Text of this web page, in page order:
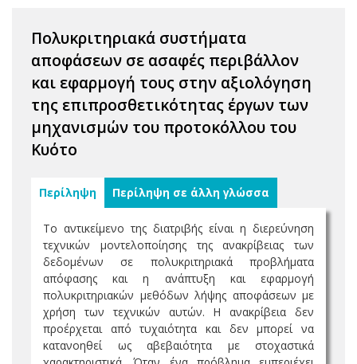
Πολυκριτηριακά συστήματα
αποφάσεων σε ασαφές περιβάλλον
και εφαρμογή τους στην αξιολόγηση
της επιπροσθετικότητας έργων των
μηχανισμών του προτοκόλλου του
Κυότο
Περίληψη Περίληψη σε άλλη γλώσσα
Το αντικείμενο της διατριβής είναι η διερεύνηση
τεχνικών μοντελοποίησης της ανακρίβειας των
δεδομένων σε πολυκριτηριακά προβλήματα
απόφασης και η ανάπτυξη και εφαρμογή
πολυκριτηριακών μεθόδων λήψης αποφάσεων με
χρήση των τεχνικών αυτών. Η ανακρίβεια δεν
προέρχεται από τυχαιότητα και δεν μπορεί να
κατανοηθεί ως αβεβαιότητα με στοχαστικά